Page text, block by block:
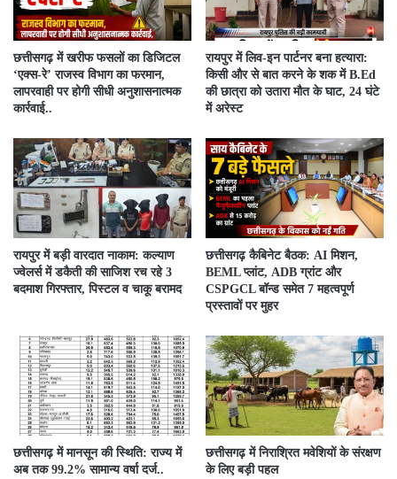
​छत्तीसगढ़ में खरीफ फसलों का डिजिटल
‘एक्स-रे’ राजस्व विभाग का फरमान,
लापरवाही पर होगी सीधी अनुशासनात्मक
कार्रवाई..
रायपुर में लिव-इन पार्टनर बना हत्यारा:
किसी और से बात करने के शक में B.Ed
की छात्रा को उतारा मौत के घाट, 24 घंटे
में अरेस्ट
रायपुर में बड़ी वारदात नाकाम: कल्याण
ज्वेलर्स में डकैती की साजिश रच रहे 3
बदमाश गिरफ्तार, पिस्टल व चाकू बरामद
छत्तीसगढ़ कैबिनेट बैठक: AI मिशन,
BEML प्लांट, ADB ग्रांट और
CSPGCL बॉन्ड समेत 7 महत्वपूर्ण
प्रस्तावों पर मुहर
छत्तीसगढ़ में मानसून की स्थिति: राज्य में
अब तक 99.2% सामान्य वर्षा दर्ज..
छत्तीसगढ़ में निराश्रित मवेशियों के संरक्षण
के लिए बड़ी पहल